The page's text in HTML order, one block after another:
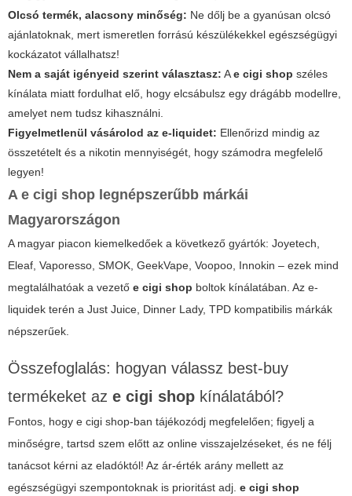
Olcsó termék, alacsony minőség: Ne dőlj be a gyanúsan olcsó
ajánlatoknak, mert ismeretlen forrású készülékekkel egészségügyi
kockázatot vállalhatsz!
Nem a saját igényeid szerint választasz: Ae cigi shop széles
kínálata miatt fordulhat elő, hogy elcsábulsz egy drágább modellre,
amelyet nem tudsz kihasználni.
Figyelmetlenül vásárolod az e-liquidet: Ellenőrizd mindig az
összetételt és a nikotin mennyiségét, hogy számodra megfelelő
legyen!
A e cigi shop legnépszerűbb márkái
Magyarországon
A magyar piacon kiemelkedőek a következő gyártók: Joyetech,
Eleaf, Vaporesso, SMOK, GeekVape, Voopoo, Innokin – ezek mind
megtalálhatóak a vezető e cigi shop boltok kínálatában. Az e-
liquidek terén a Just Juice, Dinner Lady, TPD kompatibilis márkák
népszerűek.
Összefoglalás: hogyan válassz best-buy
termékeket az e cigi shop kínálatából?
Fontos, hogy e cigi shop-ban tájékozódj megfelelően; figyelj a
minőségre, tartsd szem előtt az online visszajelzéseket, és ne félj
tanácsot kérni az eladóktól! Az ár-érték arány mellett az
egészségügyi szempontoknak is prioritást adj. e cigi shop